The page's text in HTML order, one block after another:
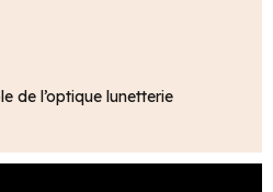
de l’optique lunetterie